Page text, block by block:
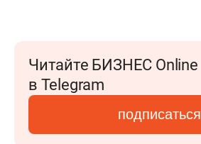
Читайте БИЗНЕС Online
в Telegram
подписаться